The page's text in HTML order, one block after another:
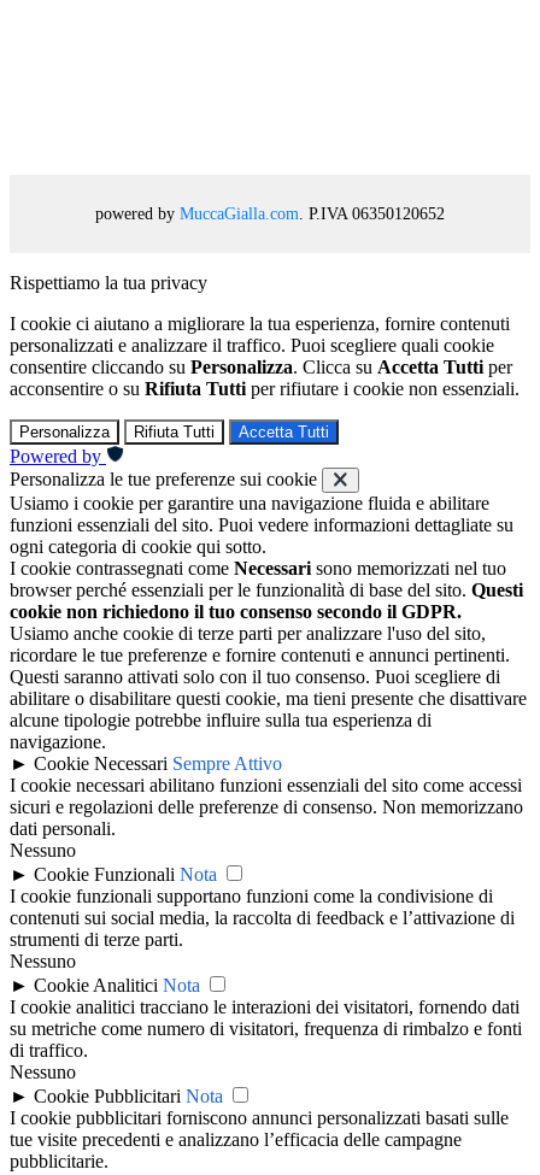
powered by MuccaGialla.com . P.IVA 06350120652
Rispettiamo la tua privacy
I cookie ci aiutano a migliorare la tua esperienza, fornire contenuti
personalizzati e analizzare il traffico. Puoi scegliere quali cookie
consentire cliccando su Personalizza. Clicca su Accetta Tutti per
acconsentire o su Rifiuta Tutti per rifiutare i cookie non essenziali.
Personalizza Rifiuta Tutti Accetta Tutti
Powered by
Personalizza le tue preferenze sui cookie
Usiamo i cookie per garantire una navigazione fluida e abilitare
funzioni essenziali del sito. Puoi vedere informazioni dettagliate su
ogni categoria di cookie qui sotto.
I cookie contrassegnati come Necessari sono memorizzati nel tuo
browser perché essenziali per le funzionalità di base del sito. Questi
cookie non richiedono il tuo consenso secondo il GDPR.
Usiamo anche cookie di terze parti per analizzare l'uso del sito,
ricordare le tue preferenze e fornire contenuti e annunci pertinenti.
Questi saranno attivati solo con il tuo consenso. Puoi scegliere di
abilitare o disabilitare questi cookie, ma tieni presente che disattivare
alcune tipologie potrebbe influire sulla tua esperienza di
navigazione.
► Cookie Necessari Sempre Attivo
I cookie necessari abilitano funzioni essenziali del sito come accessi
sicuri e regolazioni delle preferenze di consenso. Non memorizzano
dati personali.
Nessuno
► Cookie Funzionali Nota
I cookie funzionali supportano funzioni come la condivisione di
contenuti sui social media, la raccolta di feedback e l’attivazione di
strumenti di terze parti.
Nessuno
► Cookie Analitici Nota
I cookie analitici tracciano le interazioni dei visitatori, fornendo dati
su metriche come numero di visitatori, frequenza di rimbalzo e fonti
di traffico.
Nessuno
► Cookie Pubblicitari Nota
I cookie pubblicitari forniscono annunci personalizzati basati sulle
tue visite precedenti e analizzano l’efficacia delle campagne
pubblicitarie.